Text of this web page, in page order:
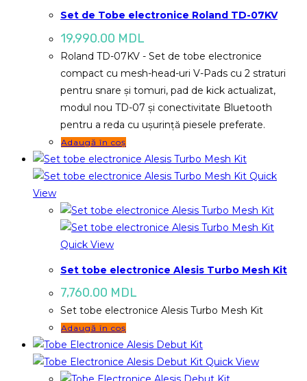
Set de Tobe electronice Roland TD-07KV
19,990.00 MDL
Roland TD-07KV - Set de tobe electronice
compact cu mesh-head-uri V-Pads cu 2 straturi
pentru snare și tomuri, pad de kick actualizat,
modul nou TD-07 și conectivitate Bluetooth
pentru a reda cu ușurință piesele preferate.
Adaugă în coș
Quick
View
Quick View
Set tobe electronice Alesis Turbo Mesh Kit
7,760.00 MDL
Set tobe electronice Alesis Turbo Mesh Kit
Adaugă în coș
Quick View